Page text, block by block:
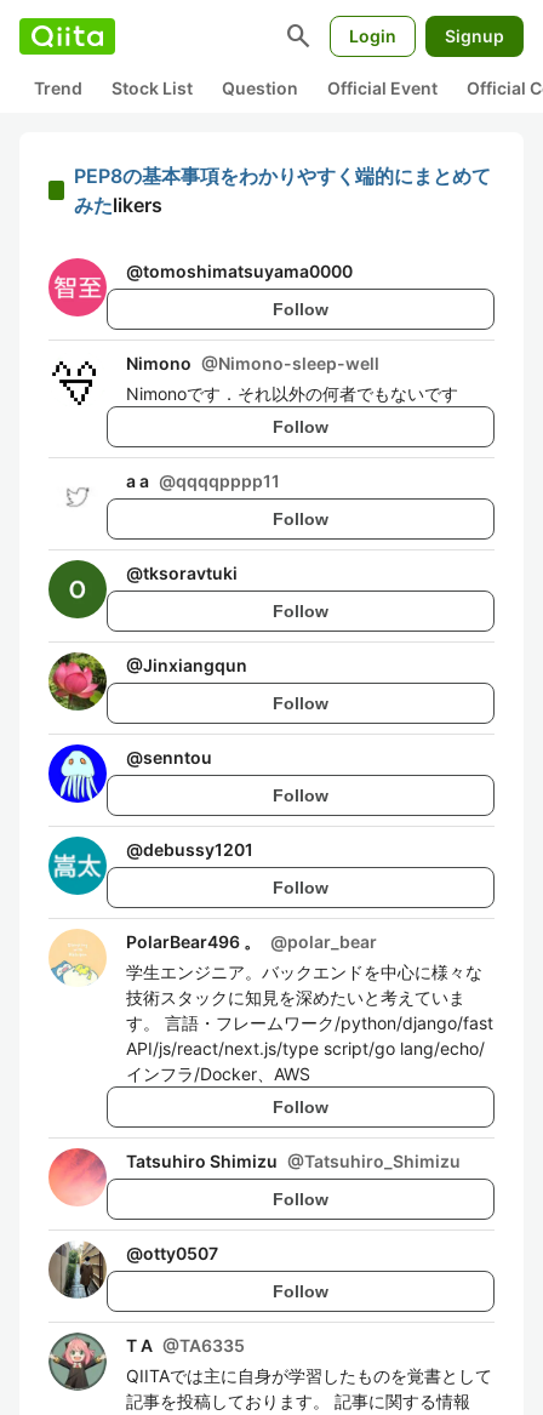
search Login Signup
Trend Stock List Question Official Event Official
PEP8の基本事項をわかりやすく端的にまとめて
みたlikers
@tomoshimatsuyama0000
Follow
Nimono @Nimono-sleep-well
Nimonoです．それ以外の何者でもないです
Follow
a a @qqqqpppp11
Follow
@tksoravtuki
Follow
@Jinxiangqun
Follow
@senntou
Follow
@debussy1201
Follow
PolarBear496 。 @polar_bear
学生エンジニア。バックエンドを中心に様々な
技術スタックに知見を深めたいと考えていま
す。 言語・フレームワーク/python/django/fast
API/js/react/next.js/type script/go lang/echo/
インフラ/Docker、AWS
Follow
Tatsuhiro Shimizu @Tatsuhiro_Shimizu
Follow
@otty0507
Follow
T A @TA6335
QIITAでは主に自身が学習したものを覚書として
記事を投稿しております。 記事に関する情報